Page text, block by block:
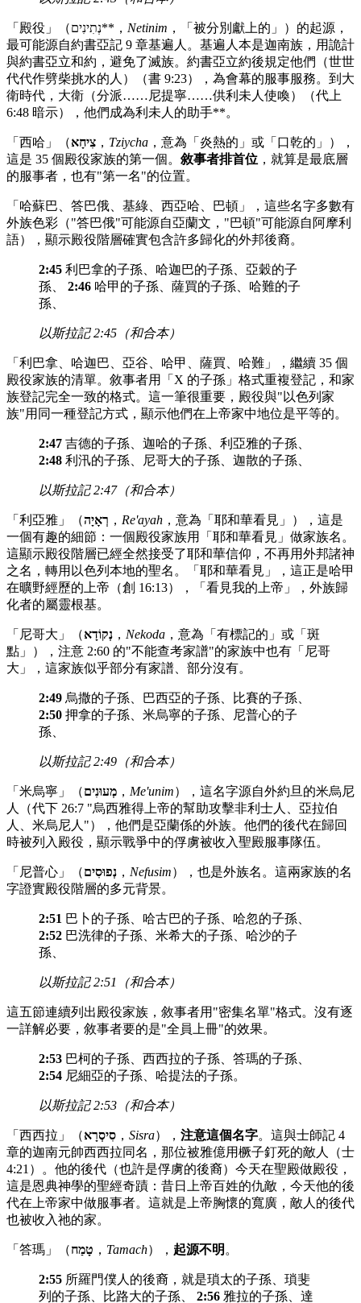
「殿役」（נְתִינִים**， Netinim ，「被分別獻上的」）的起源，
最可能源自約書亞記 9 章基遍人。基遍人本是迦南族，用詭計
與約書亞立和約，避免了滅族。約書亞立約後規定他們（世世
代代作劈柴挑水的人）（書 9:23），為會幕的服事服務。到大
衛時代，大衛（分派……尼提寧……供利未人使喚）（代上
6:48 暗示），他們成為利未人的助手**。
「西哈」（צִיחָא ， Tziycha ，意為「炎熱的」或「口乾的」），
這是 35 個殿役家族的第一個。 敘事者排首位 ，就算是最底層
的服事者，也有"第一名"的位置。
「哈蘇巴、答巴俄、基綠、西亞哈、巴頓」，這些名字多數有
外族色彩（"答巴俄"可能源自亞蘭文，"巴頓"可能源自阿摩利
語），顯示殿役階層確實包含許多歸化的外邦後裔。
2:45 利巴拿的子孫、哈迦巴的子孫、亞穀的子
孫、 2:46 哈甲的子孫、薩買的子孫、哈難的子
孫、
以斯拉記 2:45（和合本）
「利巴拿、哈迦巴、亞谷、哈甲、薩買、哈難」，繼續 35 個
殿役家族的清單。敘事者用「X 的子孫」格式重複登記，和家
族登記完全一致的格式。這一筆很重要，殿役與"以色列家
族"用同一種登記方式，顯示他們在上帝家中地位是平等的。
2:47 吉德的子孫、迦哈的子孫、利亞雅的子孫、
2:48 利汛的子孫、尼哥大的子孫、迦散的子孫、
以斯拉記 2:47（和合本）
「利亞雅」（רְאָיָה ， Re'ayah ，意為「耶和華看見」），這是
一個有趣的細節：一個殿役家族用「耶和華看見」做家族名。
這顯示殿役階層已經全然接受了耶和華信仰，不再用外邦諸神
之名，轉用以色列本地的聖名。「耶和華看見」，這正是哈甲
在曠野經歷的上帝（創 16:13），「看見我的上帝」，外族歸
化者的屬靈根基。
「尼哥大」（נְקוֹדָא ， Nekoda ，意為「有標記的」或「斑
點」），注意 2:60 的"不能查考家譜"的家族中也有「尼哥
大」，這家族似乎部分有家譜、部分沒有。
2:49 烏撒的子孫、巴西亞的子孫、比賽的子孫、
2:50 押拿的子孫、米烏寧的子孫、尼普心的子
孫、
以斯拉記 2:49（和合本）
「米烏寧」（מְעוּנִים ， Me'unim），這名字源自外約旦的米烏尼
人（代下 26:7 "烏西雅得上帝的幫助攻擊非利士人、亞拉伯
人、米烏尼人"），他們是亞蘭係的外族。他們的後代在歸回
時被列入殿役，顯示戰爭中的俘虜被收入聖殿服事隊伍。
「尼普心」（נְפוּסִים ， Nefusim），也是外族名。這兩家族的名
字證實殿役階層的多元背景。
2:51 巴卜的子孫、哈古巴的子孫、哈忽的子孫、
2:52 巴洗律的子孫、米希大的子孫、哈沙的子
孫、
以斯拉記 2:51（和合本）
這五節連續列出殿役家族，敘事者用"密集名單"格式。沒有逐
一詳解必要，敘事者要的是"全員上冊"的效果。
2:53 巴柯的子孫、西西拉的子孫、答瑪的子孫、
2:54 尼細亞的子孫、哈提法的子孫。
以斯拉記 2:53（和合本）
「西西拉」（סִיסְרָא ， Sisra）， 注意這個名字。這與士師記 4
章的迦南元帥西西拉同名，那位被雅億用橛子釘死的敵人（士
4:21）。他的後代（也許是俘虜的後裔）今天在聖殿做殿役，
這是恩典神學的聖經奇蹟：昔日上帝百姓的仇敵，今天他的後
代在上帝家中做服事者。這就是上帝胸懷的寬廣，敵人的後代
也被收入祂的家。
「答瑪」（טָמַח ， Tamach）， 起源不明 。
2:55 所羅門僕人的後裔，就是瑣太的子孫、瑣斐
列的子孫、比路大的子孫、 2:56 雅拉的子孫、達